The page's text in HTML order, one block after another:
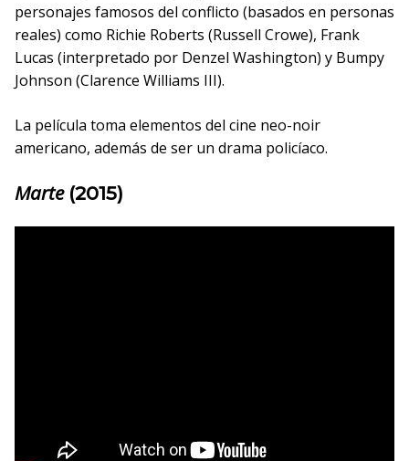
personajes famosos del conflicto (basados en personas
reales) como Richie Roberts (Russell Crowe), Frank
Lucas (interpretado por Denzel Washington) y Bumpy
Johnson (Clarence Williams III).
La película toma elementos del cine neo-noir
americano, además de ser un drama policíaco.
Marte (2015)